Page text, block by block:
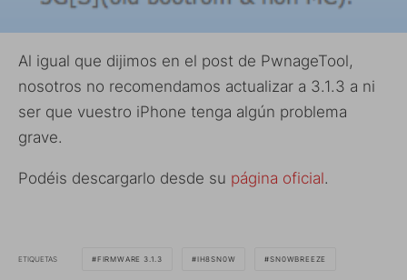
Al igual que dijimos en el post de PwnageTool,
nosotros no recomendamos actualizar a 3.1.3 a ni
ser que vuestro iPhone tenga algún problema
grave.
Podéis descargarlo desde su página oficial.
ETIQUETAS FIRMWARE 3.1.3 IH8SN0W SN0WBREEZE